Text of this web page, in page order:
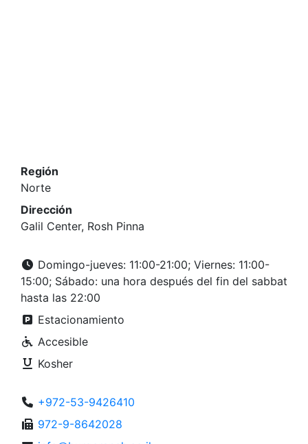
Región
Norte
Dirección
Galil Center, Rosh Pinna
Domingo-jueves: 11:00-21:00; Viernes: 11:00-
15:00; Sábado: una hora después del fin del sabbat
hasta las 22:00
Estacionamiento
Accesible
Kosher
+972-53-9426410
972-9-8642028